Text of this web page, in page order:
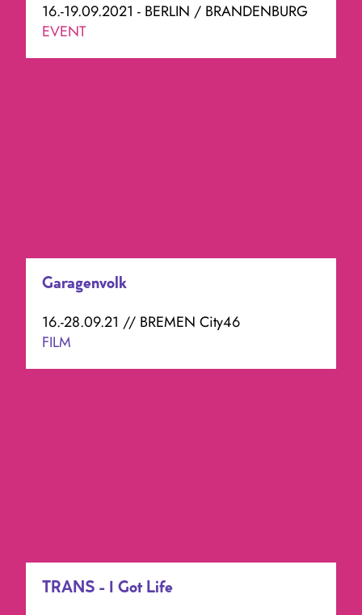
16.-19.09.2021 - BERLIN / BRANDENBURG
EVENT
Garagenvolk
16.-28.09.21 // BREMEN City46
FILM
TRANS - I Got Life